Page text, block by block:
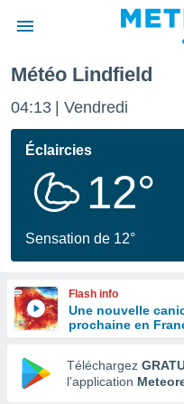
de
en
Météo Lindfield
04:13 Vendredi
Éclaircies
12°
Sensation de 12°
Flash info
Une nouvelle
prochaine en
Téléchargez
l’application